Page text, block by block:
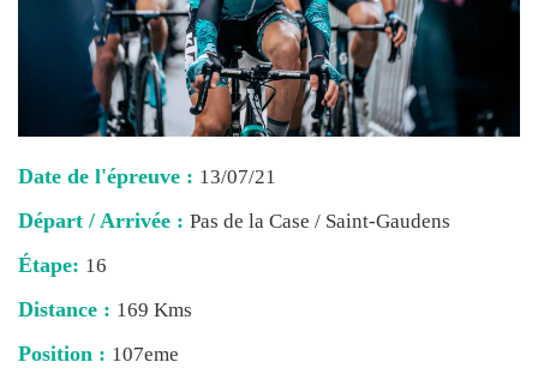
Date de l'épreuve : 13/07/21
Départ / Arrivée : Pas de la Case / Saint-Gaudens
Étape: 16
Distance : 169 Kms
Position : 107eme